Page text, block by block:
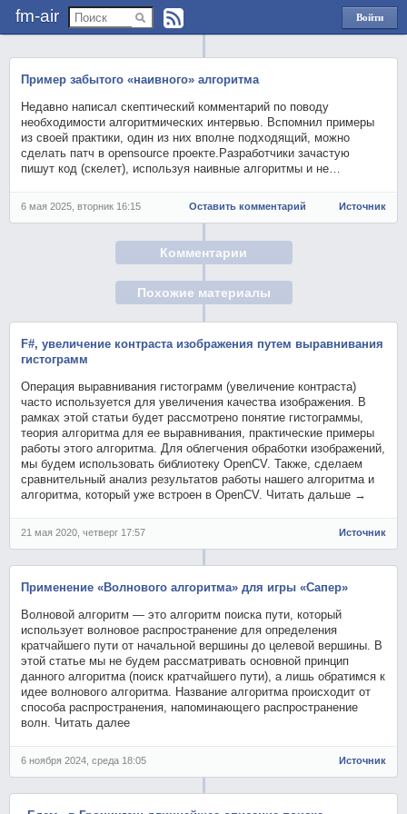
fm-air
Войти
через
Пример забытого «наивного» алгоритма
Недавно написал скептический комментарий по поводу
необходимости алгоритмических интервью. Вспомнил примеры
из своей практики, один из них вполне подходящий, можно
сделать патч в opensource проекте.Разработчики зачастую
пишут код (скелет), используя наивные алгоритмы и не…
6 мая 2025, вторник 16:15 Оставить комментарий Источник
Комментарии
Похожие материалы
F#, увеличение контраста изображения путем выравнивания
гистограмм
Операция выравнивания гистограмм (увеличение контраста)
часто используется для увеличения качества изображения. В
рамках этой статьи будет рассмотрено понятие гистограммы,
теория алгоритма для ее выравнивания, практические примеры
работы этого алгоритма. Для облегчения обработки изображений,
мы будем использовать библиотеку OpenCV. Также, сделаем
сравнительный анализ результатов работы нашего алгоритма и
алгоритма, который уже встроен в OpenCV. Читать дальше →
21 мая 2020, четверг 17:57 Источник
Применение «Волнового алгоритма» для игры «Сапер»
Волновой алгоритм — это алгоритм поиска пути, который
использует волновое распространение для определения
кратчайшего пути от начальной вершины до целевой вершины. В
этой статье мы не будем рассматривать основной принцип
данного алгоритма (поиск кратчайшего пути), а лишь обратимся к
идее волнового алгоритма. Название алгоритма происходит от
способа распространения, напоминающего распространение
волн. Читать далее
6 ноября 2024, среда 18:05 Источник